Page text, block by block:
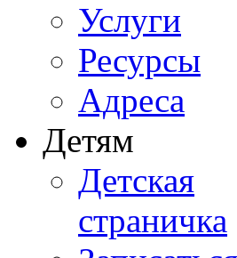
Услуги
Ресурсы
Адреса
Детям
Детская
страничка